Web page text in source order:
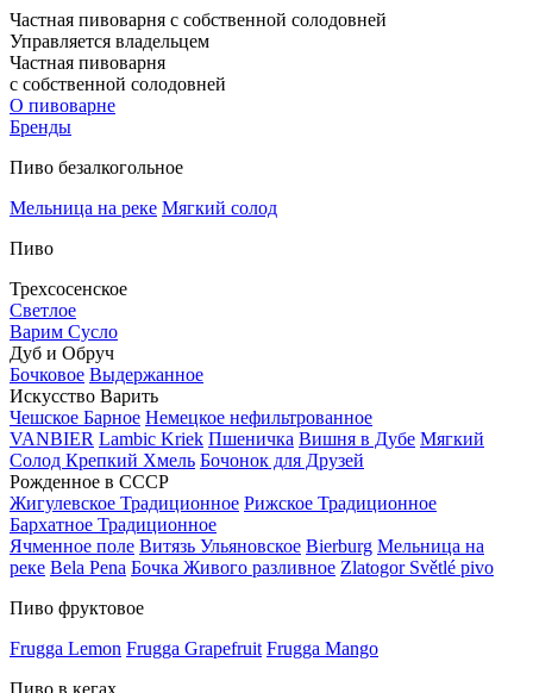
Частная пивоварня с собственной солодовней
Управляется владельцем
Частная пивоварня
с собственной солодовней
О пивоварне
Бренды
Пиво безалкогольное
Мельница на реке Мягкий солод
Пиво
Трехсосенское
Светлое
Варим Сусло
Дуб и Обруч
Бочковое Выдержанное
Искусство Варить
Чешское Барное Немецкое нефильтрованное
VANBIER Lambic Kriek Пшеничка Вишня в Дубе Мягкий
Солод Крепкий Хмель Бочонок для Друзей
Рожденное в СССР
Жигулевское Традиционное Рижское Традиционное
Бархатное Традиционное
Ячменное поле Витязь Ульяновское Bierburg Мельница на
реке Bela Pena Бочка Живого разливное Zlatogor Světlé pivo
Пиво фруктовое
Frugga Lemon Frugga Grapefruit Frugga Mango
Пиво в кегах